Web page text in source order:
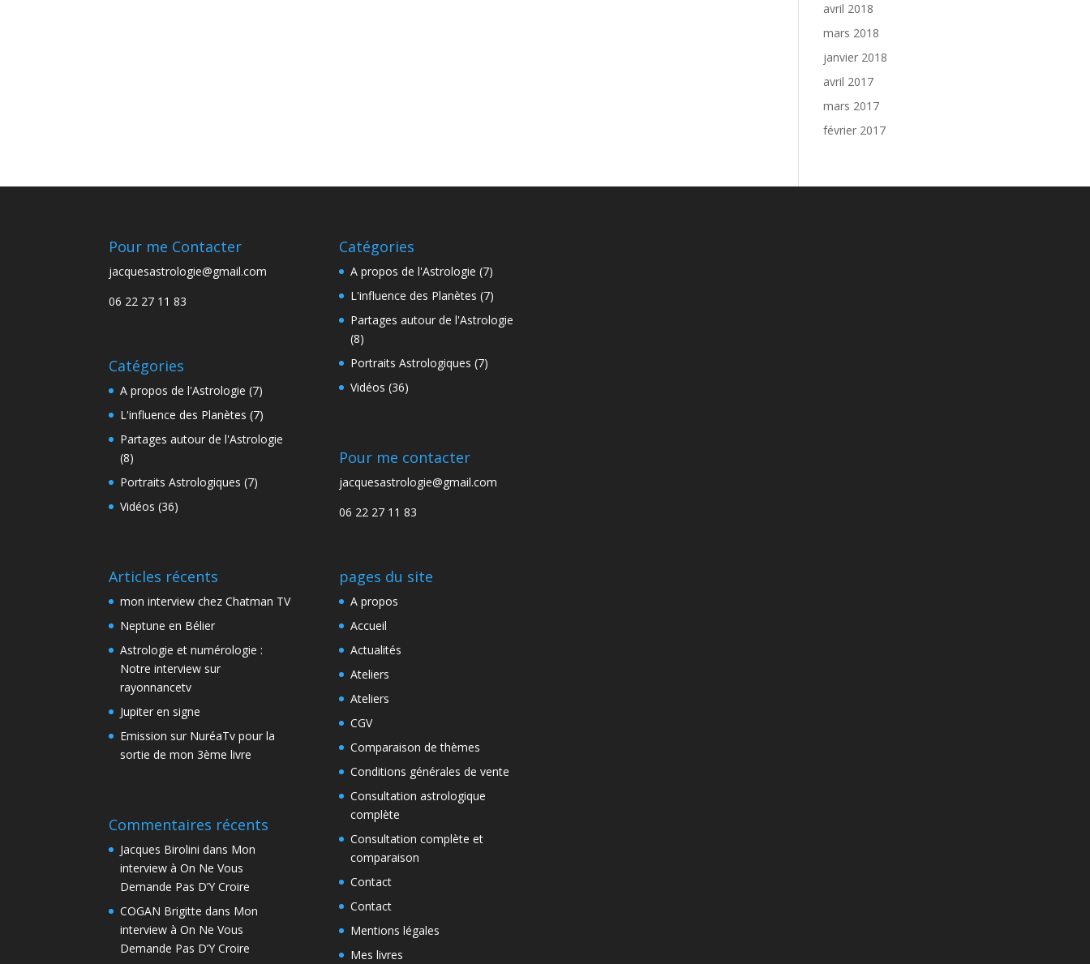
avril 2018
mars 2018
janvier 2018
avril 2017
mars 2017
février 2017
Pour me Contacter
jacquesastrologie@gmail.com
06 22 27 11 83
Catégories
A propos de l'Astrologie (7)
L'influence des Planètes (7)
Partages autour de l'Astrologie
(8)
Portraits Astrologiques (7)
Vidéos (36)
Articles récents
mon interview chez Chatman TV
Neptune en Bélier
Astrologie et numérologie :
Notre interview sur
rayonnancetv
Jupiter en signe
Emission sur NuréaTv pour la
sortie de mon 3ème livre
Commentaires récents
Jacques Birolini dans Mon
interview à On Ne Vous
Demande Pas D’Y Croire
COGAN Brigitte dans Mon
interview à On Ne Vous
Demande Pas D’Y Croire
Catégories
A propos de l'Astrologie (7)
L'influence des Planètes (7)
Partages autour de l'Astrologie
(8)
Portraits Astrologiques (7)
Vidéos (36)
Pour me contacter
jacquesastrologie@gmail.com
06 22 27 11 83
pages du site
A propos
Accueil
Actualités
Ateliers
Ateliers
CGV
Comparaison de thèmes
Conditions générales de vente
Consultation astrologique
complète
Consultation complète et
comparaison
Contact
Contact
Mentions légales
Mes livres